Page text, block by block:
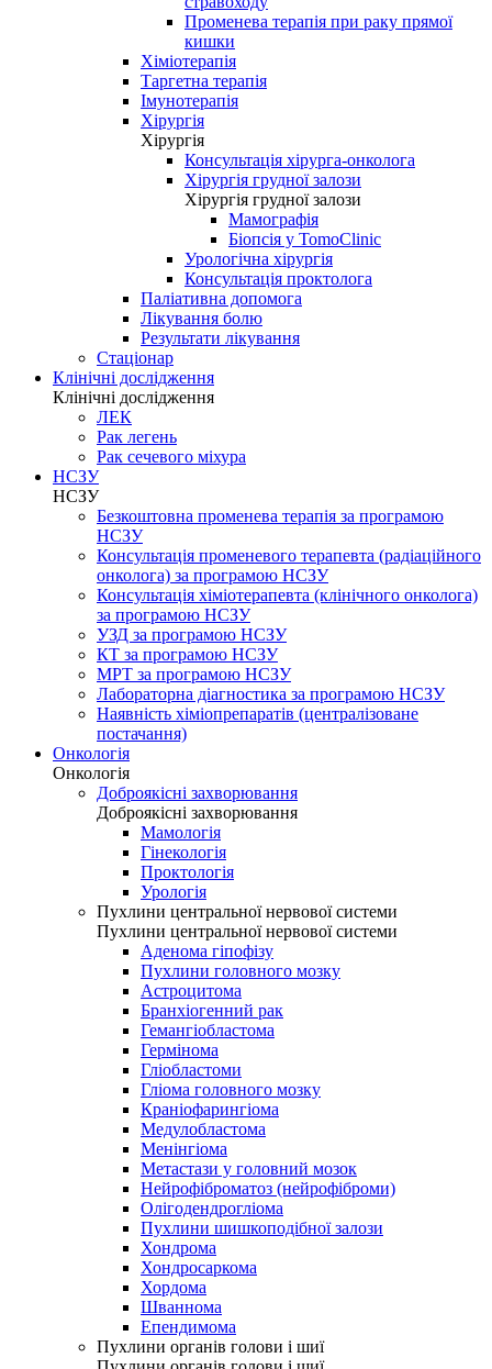
Променева терапія при раку прямої
кишки
Хіміотерапія
Таргетна терапія
Імунотерапія
Хірургія
Хірургія
Консультація хірурга-онколога
Хірургія грудної залози
Хірургія грудної залози
Мамографія
Біопсія у TomoClinic
Урологічна хірургія
Консультація проктолога
Паліативна допомога
Лікування болю
Результати лікування
Стаціонар
Клінічні дослідження
Клінічні дослідження
ЛЕК
Рак легень
Рак сечевого міхура
НСЗУ
НСЗУ
Безкоштовна променева терапія за програмою
НСЗУ
Консультація променевого терапевта (радіаційного
онколога) за програмою НСЗУ
Консультація хіміотерапевта (клінічного онколога)
за програмою НСЗУ
УЗД за програмою НСЗУ
КТ за програмою НСЗУ
МРТ за програмою НСЗУ
Лабораторна діагностика за програмою НСЗУ
Наявність хіміопрепаратів (централізоване
постачання)
Онкологія
Онкологія
Доброякісні захворювання
Доброякісні захворювання
Мамологія
Гінекологія
Проктологія
Урологія
Пухлини центральної нервової системи
Пухлини центральної нервової системи
Аденома гіпофізу
Пухлини головного мозку
Астроцитома
Бранхіогенний рак
Гемангіобластома
Гермінома
Гліобластоми
Гліома головного мозку
Краніофарингіома
Медулобластома
Менінгіома
Метастази у головний мозок
Нейрофіброматоз (нейрофіброми)
Олігодендрогліома
Пухлини шишкоподібної залози
Хондрома
Хондросаркома
Хордома
Шваннома
Епендимома
Пухлини органів голови і шиї